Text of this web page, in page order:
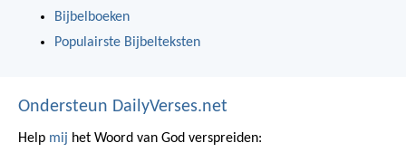
Bijbelboeken
Populairste Bijbelteksten
Ondersteun DailyVerses.net
Help mij het Woord van God verspreiden: